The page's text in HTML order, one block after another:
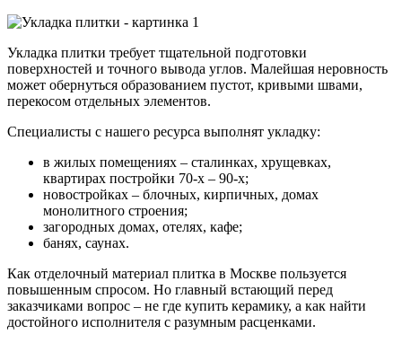
Укладка плитки требует тщательной подготовки
поверхностей и точного вывода углов. Малейшая неровность
может обернуться образованием пустот, кривыми швами,
перекосом отдельных элементов.
Специалисты с нашего ресурса выполнят укладку:
в жилых помещениях – сталинках, хрущевках,
квартирах постройки 70-х – 90-х;
новостройках – блочных, кирпичных, домах
монолитного строения;
загородных домах, отелях, кафе;
банях, саунах.
Как отделочный материал плитка в Москве пользуется
повышенным спросом. Но главный встающий перед
заказчиками вопрос – не где купить керамику, а как найти
достойного исполнителя с разумным расценками.